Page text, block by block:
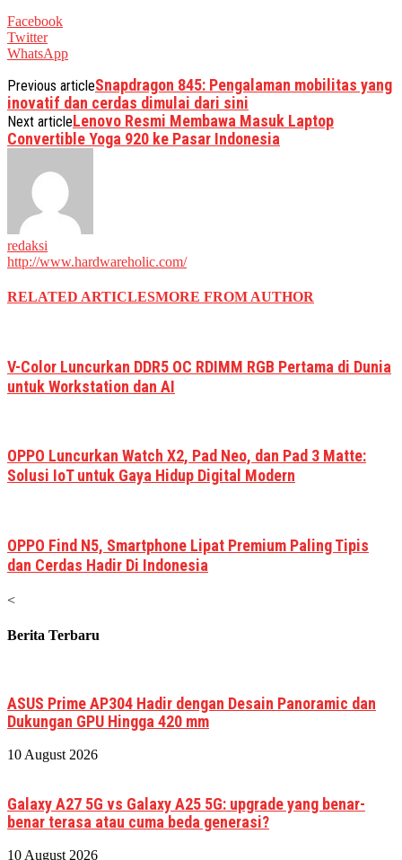
Facebook
Twitter
WhatsApp
Previous articleSnapdragon 845: Pengalaman mobilitas yang
inovatif dan cerdas dimulai dari sini
Next articleLenovo Resmi Membawa Masuk Laptop
Convertible Yoga 920 ke Pasar Indonesia
redaksi
http://www.hardwareholic.com/
RELATED ARTICLESMORE FROM AUTHOR
V-Color Luncurkan DDR5 OC RDIMM RGB Pertama di Dunia
untuk Workstation dan AI
OPPO Luncurkan Watch X2, Pad Neo, dan Pad 3 Matte:
Solusi IoT untuk Gaya Hidup Digital Modern
OPPO Find N5, Smartphone Lipat Premium Paling Tipis
dan Cerdas Hadir Di Indonesia
<
Berita Terbaru
ASUS Prime AP304 Hadir dengan Desain Panoramic dan
Dukungan GPU Hingga 420 mm
10 August 2026
Galaxy A27 5G vs Galaxy A25 5G: upgrade yang benar-
benar terasa atau cuma beda generasi?
10 August 2026